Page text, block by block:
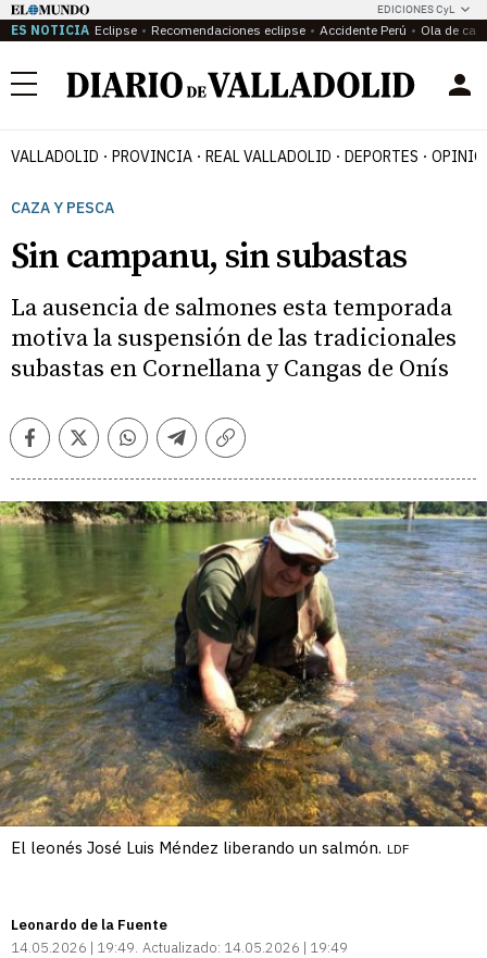
EDICIONES CyL
ES NOTICIA Eclipse Recomendaciones eclipse Accidente Perú Ola de
Menú
VALLADOLID PROVINCIA REAL VALLADOLID DEPORTES
CAZA Y PESCA
Sin campanu, sin subastas
La ausencia de salmones esta temporada
motiva la suspensión de las tradicionales
subastas en Cornellana y Cangas de Onís
FacebookTwitterWhatsappTelegramCopiar
El leonés José Luis Méndez liberando un salmón. LDF
Leonardo de la Fuente
14.05.2026 | 19:49 Actualizado: 14.05.2026 | 19:49